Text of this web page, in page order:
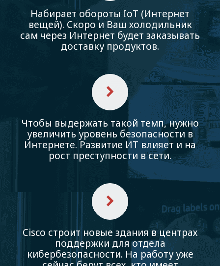
Набирает обороты IoT (Интернет
вещей). Скоро и Ваш холодильник
сам через Интернет будет заказывать
доставку продуктов.
Чтобы выдержать такой темп, нужно
увеличить уровень безопасности в
Интернете. Развитие ИТ влияет и на
рост преступности в сети.
Cisco строит новые здания в центрах
поддержки для отдела
кибербезопасности. На работу уже